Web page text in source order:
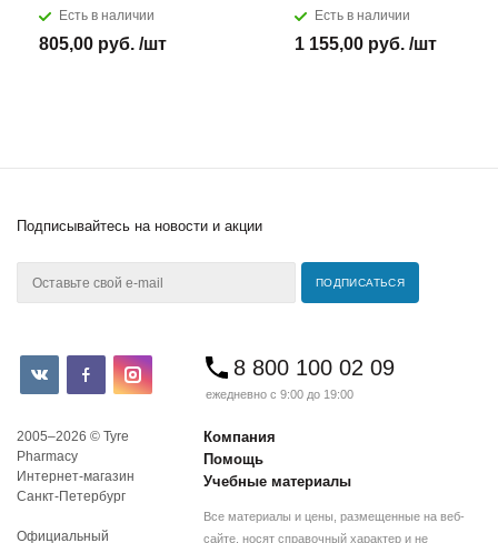
Есть в наличии
805,00 руб. /шт
Есть в наличии
1 155,00 руб. /шт
Подписывайтесь на новости и акции
8 800 100 02 09
ежедневно с 9:00 до 19:00
2005–2026 © Tyre
Pharmacy
Интернет-магазин
Санкт-Петербург
Официальный
Компания
Помощь
Учебные материалы
Все материалы и цены, размещенные на веб-
сайте, носят справочный характер и не